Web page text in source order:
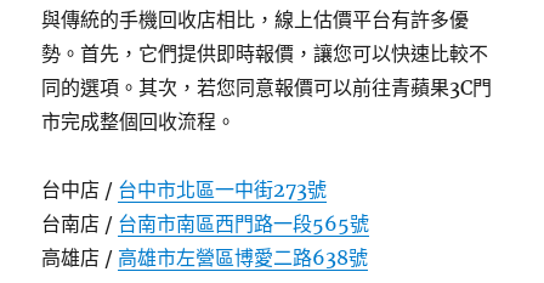
與傳統的手機回收店相比，線上估價平台有許多優
勢。首先，它們提供即時報價，讓您可以快速比較不
同的選項。其次，若您同意報價可以前往青蘋果3C門
市完成整個回收流程。
台中店 / 台中市北區一中街273號
台南店 / 台南市南區西門路一段565號
高雄店 / 高雄市左營區博愛二路638號